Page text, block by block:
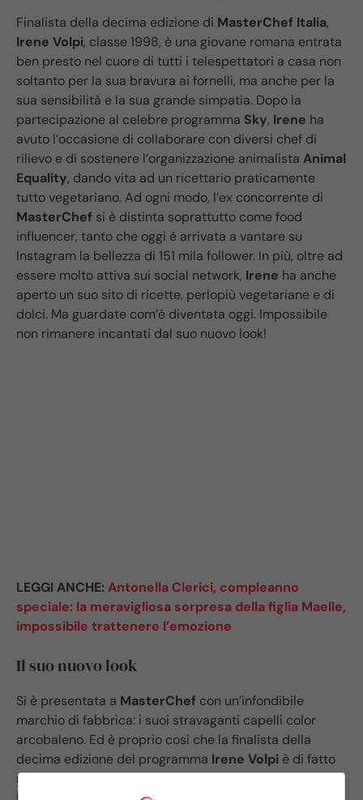
Finalista della decima edizione di MasterChef Italia,
Irene Volpi, classe 1998, è una giovane romana entrata
ben presto nel cuore di tutti i telespettatori a casa non
soltanto per la sua bravura ai fornelli, ma anche per la
sua sensibilità e la sua grande simpatia. Dopo la
partecipazione al celebre programma Sky, Irene ha
avuto l’occasione di collaborare con diversi chef di
rilievo e di sostenere l’organizzazione animalista Animal
Equality, dando vita ad un ricettario praticamente
tutto vegetariano. Ad ogni modo, l’ex concorrente di
MasterChef si è distinta soprattutto come food
influencer, tanto che oggi è arrivata a vantare su
Instagram la bellezza di 151 mila follower. In più, oltre ad
essere molto attiva sui social network, Irene ha anche
aperto un suo sito di ricette, perlopiù vegetariane e di
dolci. Ma guardate com’è diventata oggi. Impossibile
non rimanere incantati dal suo nuovo look!
LEGGI ANCHE: Antonella Clerici, compleanno
speciale: la meravigliosa sorpresa della figlia Maelle,
impossibile trattenere l’emozione
Il suo nuovo look
Si è presentata a MasterChef con un’infondibile
marchio di fabbrica: i suoi stravaganti capelli color
arcobaleno. Ed è proprio così che la finalista della
decima edizione del programma Irene Volpi è di fatto
rimasta impressa nella mente del grande pubblico che